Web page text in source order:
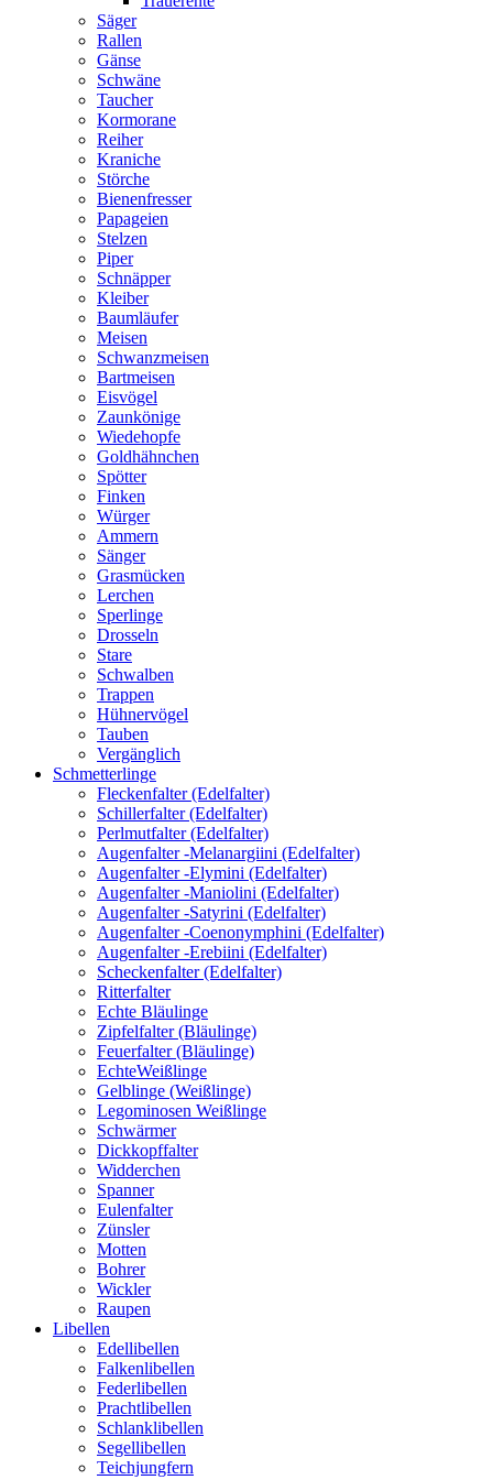
Säger
Rallen
Gänse
Schwäne
Taucher
Kormorane
Reiher
Kraniche
Störche
Bienenfresser
Papageien
Stelzen
Piper
Schnäpper
Kleiber
Baumläufer
Meisen
Schwanzmeisen
Bartmeisen
Eisvögel
Zaunkönige
Wiedehopfe
Goldhähnchen
Spötter
Finken
Würger
Ammern
Sänger
Grasmücken
Lerchen
Sperlinge
Drosseln
Stare
Schwalben
Trappen
Hühnervögel
Tauben
Vergänglich
Schmetterlinge
Fleckenfalter (Edelfalter)
Schillerfalter (Edelfalter)
Perlmutfalter (Edelfalter)
Augenfalter -Melanargiini (Edelfalter)
Augenfalter -Elymini (Edelfalter)
Augenfalter -Maniolini (Edelfalter)
Augenfalter -Satyrini (Edelfalter)
Augenfalter -Coenonymphini (Edelfalter)
Augenfalter -Erebiini (Edelfalter)
Scheckenfalter (Edelfalter)
Ritterfalter
Echte Bläulinge
Zipfelfalter (Bläulinge)
Feuerfalter (Bläulinge)
EchteWeißlinge
Gelblinge (Weißlinge)
Legominosen Weißlinge
Schwärmer
Dickkopffalter
Widderchen
Spanner
Eulenfalter
Zünsler
Motten
Bohrer
Wickler
Raupen
Libellen
Edellibellen
Falkenlibellen
Federlibellen
Prachtlibellen
Schlanklibellen
Segellibellen
Teichjungfern